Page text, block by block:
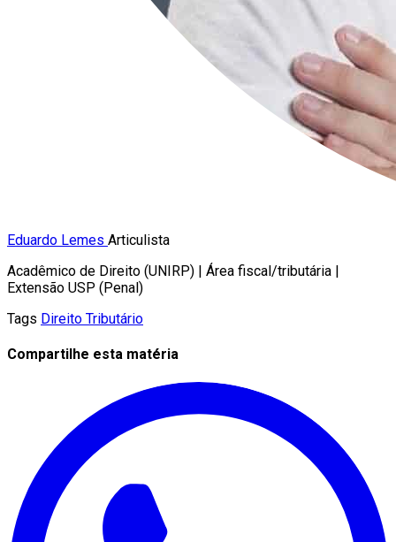
Eduardo Lemes Articulista
Acadêmico de Direito (UNIRP) | Área fiscal/tributária |
Extensão USP (Penal)
Tags Direito Tributário
Compartilhe esta matéria